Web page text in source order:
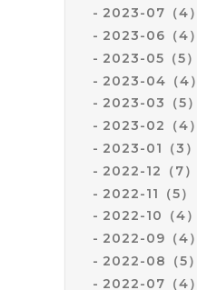
2023-07（4）
2023-06（4）
2023-05（5）
2023-04（4）
2023-03（5）
2023-02（4）
2023-01（3）
2022-12（7）
2022-11（5）
2022-10（4）
2022-09（4）
2022-08（5）
2022-07（4）